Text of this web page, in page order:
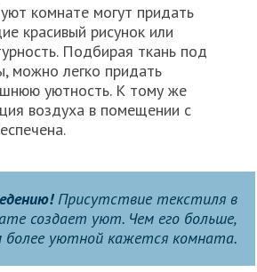
комнате могут придать
красивый рисунок или
Подбирая ткань под
можно легко придать
уютность. К тому же
воздуха в помещении с
Присутствие текстиля в
создает уют. Чем его больше,
уютной кажется комната.